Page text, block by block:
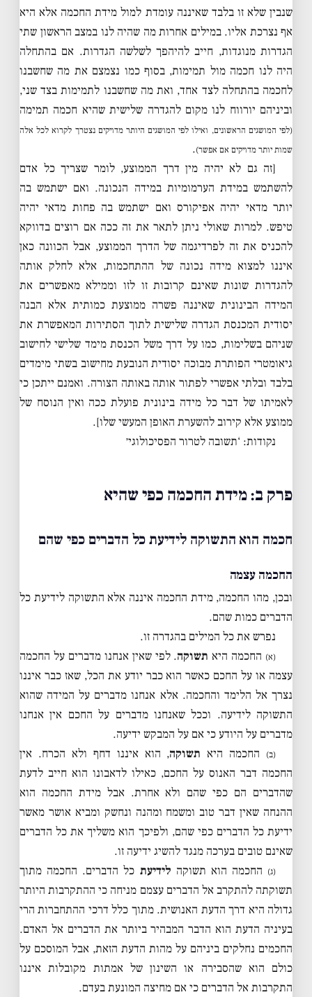
שנבין שלא זו בלבד שאיננה עומדת למול מידת החכמה אלא היא
אף נצרכת אליו. במילים אחרות מה שהיה לנו במצב הראשון שתי
הגדרות מנוגדות, חייב להיהפך לשלשה הגדרות. אם בהתחלה
היה לנו חכמה מול תמימות, בסוף כמו נצמצם את מה שחשבנו
לחכמה בהתחלה לצד אחד, ואת מה שחשבנו לתמימות בצד שני,
וביניהם יורווח לנו מקום להגדרה שלישית שהיא חכמה תמימה
(לפי המושגים הראשונים, ואילו לפי המושגים היותר מדויקים נצטרך לקרוא לכל אלה
שמות יותר מדויקים אם אפשר).
[זה גם לא יהיה מין דרך הממוצע, לומר שצריך כל אדם
להשתמש במידת הערמומיות במידה הנכונה. ואם ישתמש בה
יותר מדאי יהיה אפיקורס ואם ישתמש בה פחות מדאי יהיה
טיפש. למרות שאולי ניתן לתאר את זה ככה אם רוצים בדווקא
להכניס את זה לפרדיגמה של הדרך הממוצע, אבל הכוונה כאן
איננו למצוא מידה נכונה של ההתחכמות, אלא לחלק אותה
להגדרות שונות שאינם קרובות זו לזו וממילא מאפשרים את
המידה הבינונית שאיננה פשרה ממוצעת כמותית אלא הבנה
יסודית המכנסת הגדרה שלישית לתוך הסתירות המאפשרת את
שניהם בשלימות, כמו על דרך משל הכנסת מימד שלישי לחישוב
גיאומטרי הפותרת מבוכה יסודית הנובעת מחישוב בשתי מימדים
בלבד ובלתי אפשרי לפתור אותה באותה הצורה. ואמנם ייתכן כי
לאמיתו של דבר כל מידה בינונית פועלת ככה ואין הנוסח של
ממוצע אלא קירוב להשערת האופן המעשי שלו].
נקודות: ‘תשובה לטרור הפסיכולוגי׳
פרק ב: מידת החכמה כפי שהיא
חכמה הוא התשוקה לידיעת כל הדברים כפי שהם
החכמה עצמה
ובכן, מהו החכמה, מידת החכמה איננה אלא התשוקה לידיעת כל
הדברים כמות שהם.
נפרש את כל המילים בהגדרה זו.
(א) החכמה היא תשוקה. לפי שאין אנחנו מדברים על החכמה
עצמה או על החכם כאשר הוא כבר יודע את הכל, שאז כבר איננו
נצרך אל הלימד והחכמה. אלא אנחנו מדברים על המידה שהוא
התשוקה לידיעה. וככל שאנחנו מדברים על החכם אין אנחנו
מדברים על היודע כי אם על המבקש ידיעה.
(ב) החכמה היא תשוקה, הוא איננו דחף ולא הכרח. אין
החכמה דבר האנוס על החכם, כאילו לדאבונו הוא חייב לדעת
שהדברים הם כפי שהם ולא אחרת. אבל מידת החכמה הוא
ההנחה שאין דבר טוב ומשמח ומהנה ונחשק ומביא אושר מאשר
ידיעת כל הדברים כפי שהם, ולפיכך הוא משליך את כל הדברים
שאינם טובים בערכה מנגד להשיג ידיעה זו.
(ג) החכמה הוא תשוקה לידיעת כל הדברים. החכמה מתוך
תשוקתה להתקרב אל הדברים עצמם מניחה כי ההתקרבות היותר
גדולה היא דרך הדעת האנושית. מתוך כלל דרכי ההתחברות הרי
בעיניה הדעת הוא הדבר המבהיר ביותר את הדברים אל האדם.
החכמים נחלקים ביניהם על מהות הדעת הזאת, אבל המוסכם על
כולם הוא שהסבירה או השינון של אמתות מקובלות איננו
התקרבות אל הדברים כי אם מחיצה המונעת בעדם.